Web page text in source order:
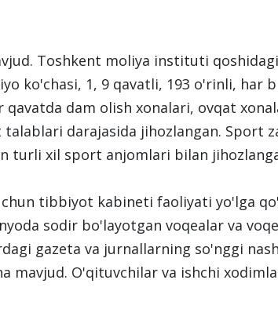
Toshkent moliya instituti
ko'chasi, 1, 9 qavatli, 193 o'rinli, har
qavatda dam olish xonalari, ovqat
darajasida jihozlangan. Sport
turli xil sport anjomlari bilan
tibbiyot kabineti faoliyati yo'lga
sodir bo'layotgan voqealar va
gazeta va jurnallarning so'nggi
mavjud. O'qituvchilar va ishchi